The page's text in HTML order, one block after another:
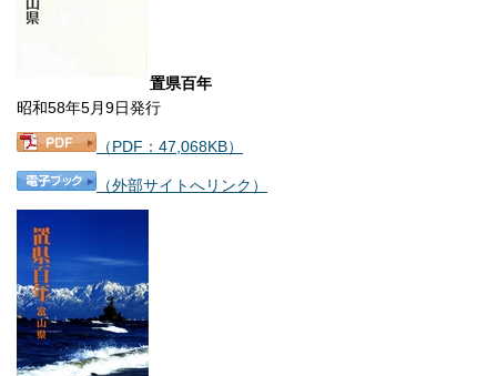
置県百年
昭和58年5月9日発行
（PDF：47,068KB）
（外部サイトへリンク）